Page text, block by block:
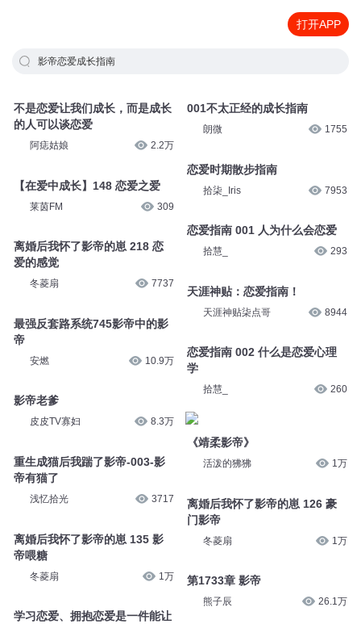
打开APP
影帝恋爱成长指南
不是恋爱让我们成长，而是成长
的人可以谈恋爱
阿痣姑娘 2.2万
【在爱中成长】148 恋爱之爱
莱茵FM 309
离婚后我怀了影帝的崽 218 恋
爱的感觉
冬菱扇 7737
最强反套路系统745影帝中的影
帝
安燃 10.9万
影帝老爹
皮皮TV寡妇 8.3万
重生成猫后我踹了影帝-003-影
帝有猫了
浅忆拾光 3717
离婚后我怀了影帝的崽 135 影
帝喂糖
冬菱扇 1万
学习恋爱、拥抱恋爱是一件能让
001不太正经的成长指南
朗微 1755
恋爱时期散步指南
拾柒_Iris 7953
恋爱指南 001 人为什么会恋爱
拾慧_ 293
天涯神贴：恋爱指南！
天涯神贴柒点哥 8944
恋爱指南 002 什么是恋爱心理
学
拾慧_ 260
《靖柔影帝》
活泼的狒狒 1万
离婚后我怀了影帝的崽 126 豪
门影帝
冬菱扇 1万
第1733章 影帝
熊子辰 26.1万